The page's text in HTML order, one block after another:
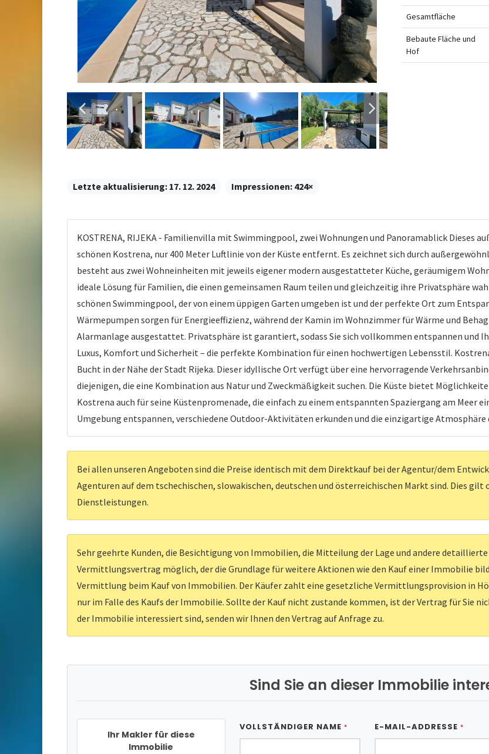
Gesamtfläche
Bebaute Fläche und
Hof
Letzte aktualisierung: 17. 12. 2024 Impressionen: 424×
KOSTRENA, RIJEKA - Familienvilla mit Swimmingpool, zwei Wohnungen und Panoramablick Dieses
schönen Kostrena, nur 400 Meter Luftlinie von der Küste entfernt. Es zeichnet sich durch
besteht aus zwei Wohneinheiten mit jeweils eigener modern ausgestatteter Küche, geräumigem
ideale Lösung für Familien, die einen gemeinsamen Raum teilen und gleichzeitig ihre Privatsphäre
schönen Swimmingpool, der von einem üppigen Garten umgeben ist und der perfekte Ort zum
Wärmepumpen sorgen für Energieeffizienz, während der Kamin im Wohnzimmer für Wärme und
Alarmanlage ausgestattet. Privatsphäre ist garantiert, sodass Sie sich vollkommen entspannen und
Luxus, Komfort und Sicherheit – die perfekte Kombination für einen hochwertigen Lebensstil.
Bucht in der Nähe der Stadt Rijeka. Dieser idyllische Ort verfügt über eine hervorragende
diejenigen, die eine Kombination aus Natur und Zweckmäßigkeit suchen. Die Küste bietet
Kostrena auch für seine Küstenpromenade, die einfach zu einem entspannten Spaziergang am Meer
Umgebung entspannen, verschiedene Outdoor-Aktivitäten erkunden und die einzigartige Atmosphäre
Bei allen unseren Angeboten sind die Preise identisch mit dem Direktkauf bei der Agentur/dem
Agenturen auf dem tschechischen, slowakischen, deutschen und österreichischen Markt sind. Dies
Dienstleistungen.
Sehr geehrte Kunden, die Besichtigung von Immobilien, die Mitteilung der Lage und andere
Vermittlungsvertrag möglich, der die Grundlage für weitere Aktionen wie den Kauf einer Immobilie
Vermittlung beim Kauf von Immobilien. Der Käufer zahlt eine gesetzliche Vermittlungsprovision in
nur im Falle des Kaufs der Immobilie. Sollte der Kauf nicht zustande kommen, ist der Vertrag für Sie
der Immobilie interessiert sind, senden wir Ihnen den Vertrag auf Anfrage zu.
Sind Sie an dieser Immobilie
Ihr Makler für diese
Immobilie
VOLLSTÄNDIGER NAME * E-MAIL-ADDRESSE *